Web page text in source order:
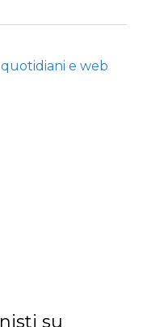
su